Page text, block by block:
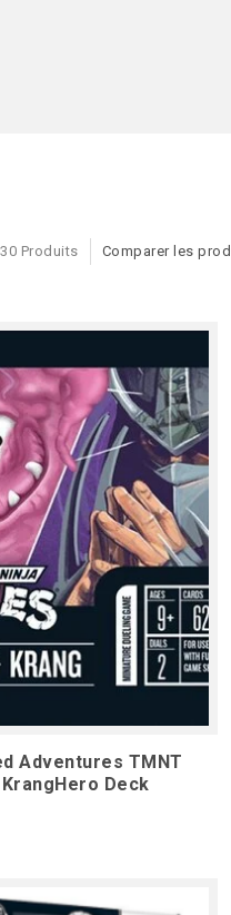
30 Produits Comparer les
Adventures TMNT
Deck